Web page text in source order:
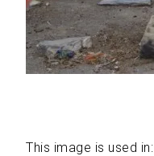
This image is used in: